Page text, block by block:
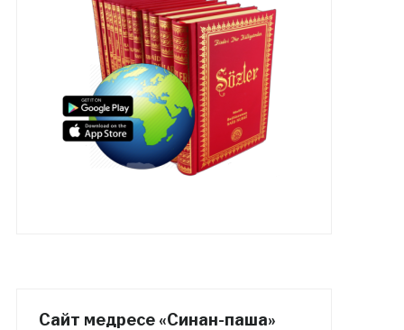
Сайт медресе «Синан-паша»